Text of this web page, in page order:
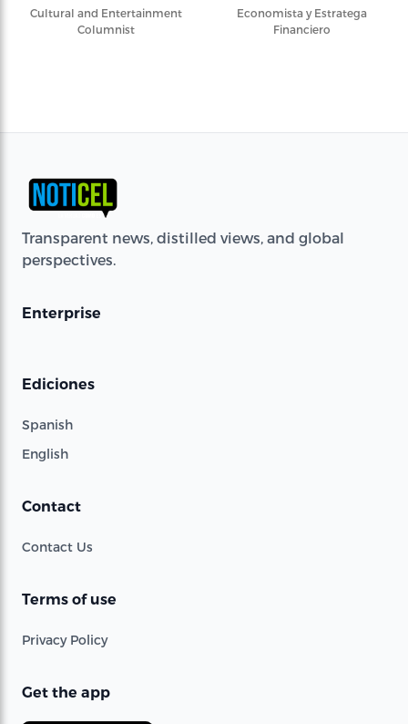
Cultural and Entertainment
Columnist
Economista y Estratega
Financiero
Transparent news, distilled views, and global
perspectives.
Enterprise
Ediciones
Spanish
English
Contact
Contact Us
Terms of use
Privacy Policy
Get the app